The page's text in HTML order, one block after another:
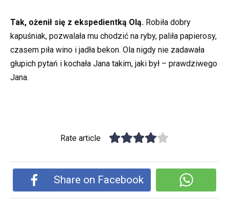
Tak, ożenił się z ekspedientką Olą. Robiła dobry
kapuśniak, pozwalała mu chodzić na ryby, paliła papierosy,
czasem piła wino i jadła bekon. Ola nigdy nie zadawała
głupich pytań i kochała Jana takim, jaki był – prawdziwego
Jana.
Rate article
Share on Facebook